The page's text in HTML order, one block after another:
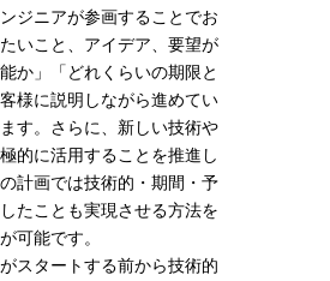
ジニアが参画することでお
いこと、アイデア、要望が
能か」「どれくらいの期限と
様に説明しながら進めてい
す。さらに、新しい技術や
的に活用することを推進し
計画では技術的・期間・予
たことも実現させる方法を
可能です。
スタートする前から技術的